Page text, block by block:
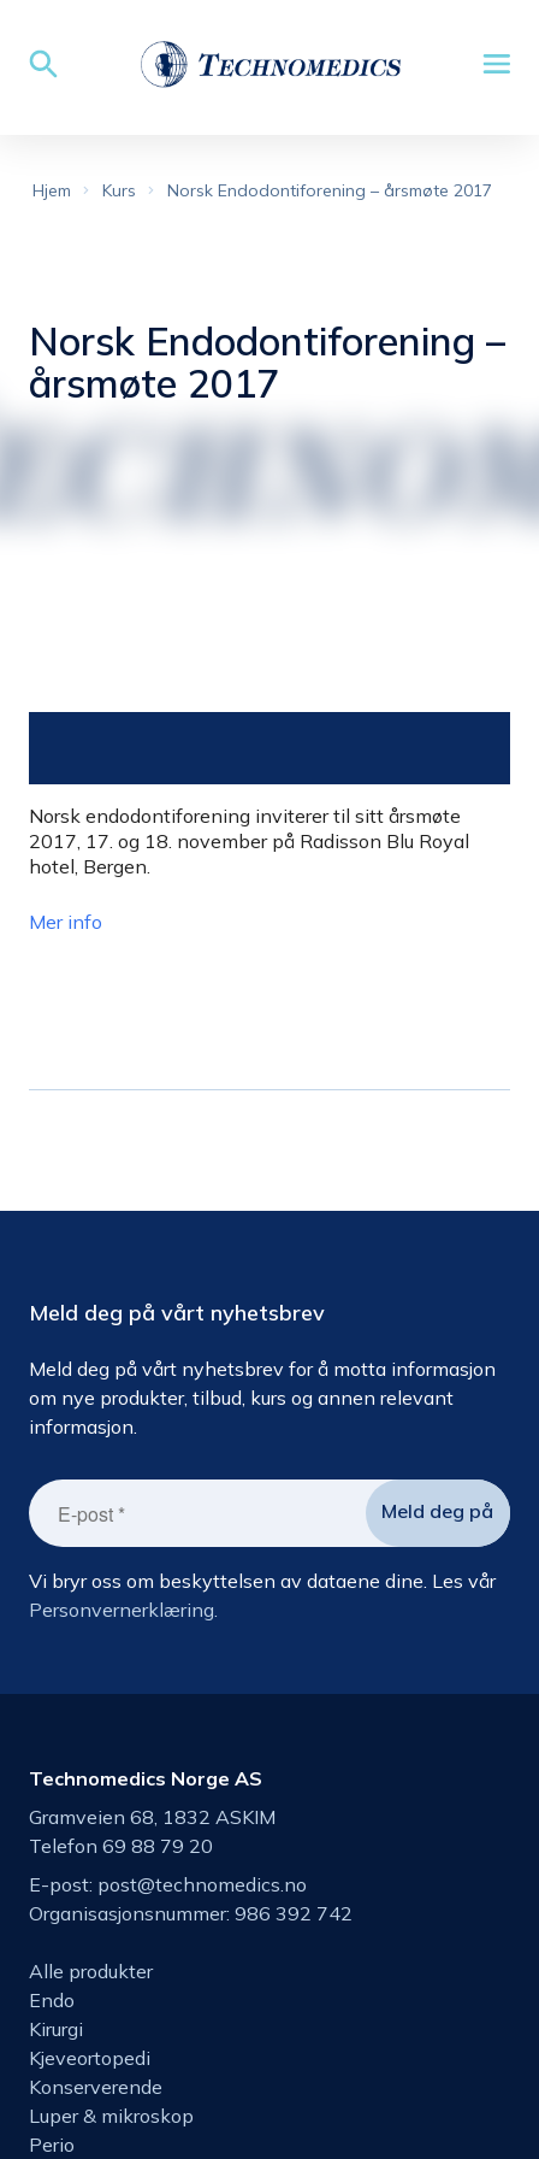
Hjem Kurs Norsk Endodontiforening – årsmøte 2017
Norsk Endodontiforening –
årsmøte 2017
Norsk endodontiforening inviterer til sitt årsmøte
2017, 17. og 18. november på Radisson Blu Royal
hotel, Bergen.
Mer info
Meld deg på vårt nyhetsbrev
Meld deg på vårt nyhetsbrev for å motta informasjon
om nye produkter, tilbud, kurs og annen relevant
informasjon.
Vi bryr oss om beskyttelsen av dataene dine. Les vår
Personvernerklæring.
Technomedics Norge AS
Gramveien 68, 1832 ASKIM
Telefon 69 88 79 20
E-post: post@technomedics.no
Organisasjonsnummer: 986 392 742
Alle produkter
Endo
Kirurgi
Kjeveortopedi
Konserverende
Luper & mikroskop
Perio